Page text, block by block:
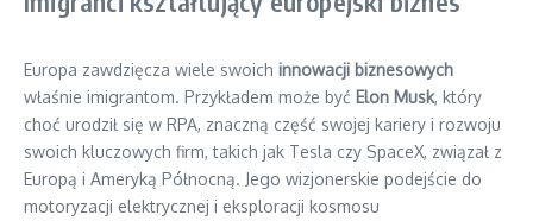
Europa zawdzięcza wiele swoich innowacji biznesowych
właśnie imigrantom. Przykładem może być Elon Musk, który
choć urodził się w RPA, znaczną część swojej kariery i rozwoju
swoich kluczowych firm, takich jak Tesla czy SpaceX, związał z
Europą i Ameryką Północną. Jego wizjonerskie podejście do
motoryzacji elektrycznej i eksploracji kosmosu